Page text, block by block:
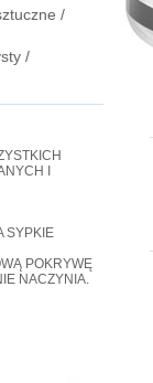
/
/
I
SYPKIE
POKRYWĘ
NACZYNIA.